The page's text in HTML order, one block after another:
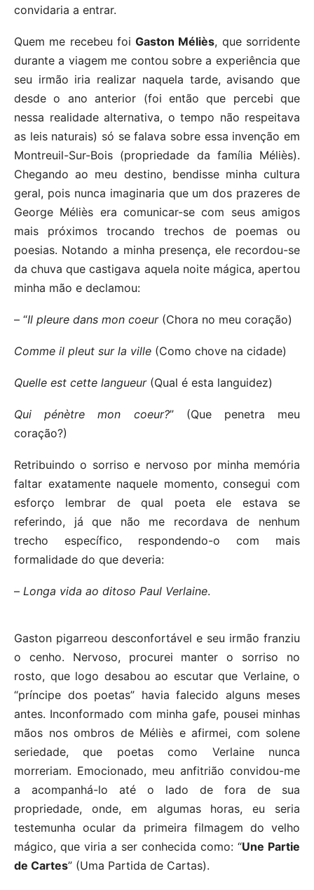
convidaria a entrar.
Quem me recebeu foiGaston Méliès, que sorridente
durante a viagem me contou sobre a experiência que
seu irmão iria realizar naquela tarde, avisando que
desde o ano anterior (foi então que percebi que
nessa realidade alternativa, o tempo não respeitava
as leis naturais) só se falava sobre essa invenção em
Montreuil-Sur-Bois (propriedade da família Méliès).
Chegando ao meu destino, bendisse minha cultura
geral, pois nunca imaginaria que um dos prazeres de
George Méliès era comunicar-se com seus amigos
mais próximos trocando trechos de poemas ou
poesias. Notando a minha presença, ele recordou-se
da chuva que castigava aquela noite mágica, apertou
minha mão e declamou:
– “Il pleure dans mon coeur (Chora no meu coração)
Comme il pleut sur la ville (Como chove na cidade)
Quelle est cette langueur (Qual é esta languidez)
Qui pénètre mon coeur?” (Que penetra meu
coração?)
Retribuindo o sorriso e nervoso por minha memória
faltar exatamente naquele momento, consegui com
esforço lembrar de qual poeta ele estava se
referindo, já que não me recordava de nenhum
trecho específico, respondendo-o com mais
formalidade do que deveria:
– Longa vida ao ditoso Paul Verlaine.
Gaston pigarreou desconfortável e seu irmão franziu
o cenho. Nervoso, procurei manter o sorriso no
rosto, que logo desabou ao escutar que Verlaine, o
“príncipe dos poetas” havia falecido alguns meses
antes. Inconformado com minha gafe, pousei minhas
mãos nos ombros de Méliès e afirmei, com solene
seriedade, que poetas como Verlaine nunca
morreriam. Emocionado, meu anfitrião convidou-me
a acompanhá-lo até o lado de fora de sua
propriedade, onde, em algumas horas, eu seria
testemunha ocular da primeira filmagem do velho
mágico, que viria a ser conhecida como: “Une Partie
de Cartes” (Uma Partida de Cartas).